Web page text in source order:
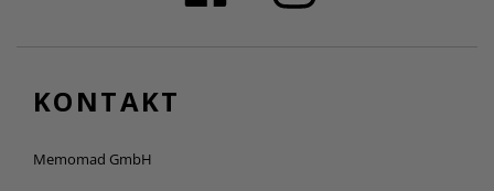
KONTAKT
Memomad GmbH